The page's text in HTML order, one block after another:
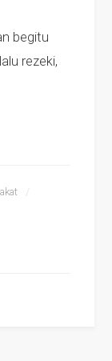
begitu
rezeki,